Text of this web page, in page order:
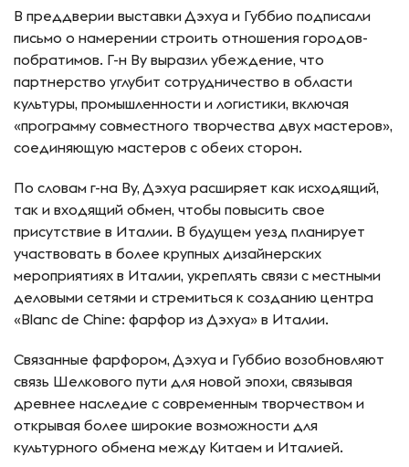
В преддверии выставки Дэхуа и Губбио подписали
письмо о намерении строить отношения городов-
побратимов. Г-н Ву выразил убеждение, что
партнерство углубит сотрудничество в области
культуры, промышленности и логистики, включая
«программу совместного творчества двух мастеров»,
соединяющую мастеров с обеих сторон.
По словам г-на Ву, Дэхуа расширяет как исходящий,
так и входящий обмен, чтобы повысить свое
присутствие в Италии. В будущем уезд планирует
участвовать в более крупных дизайнерских
мероприятиях в Италии, укреплять связи с местными
деловыми сетями и стремиться к созданию центра
«Blanc de Chine: фарфор из Дэхуа» в Италии.
Связанные фарфором, Дэхуа и Губбио возобновляют
связь Шелкового пути для новой эпохи, связывая
древнее наследие с современным творчеством и
открывая более широкие возможности для
культурного обмена между Китаем и Италией.